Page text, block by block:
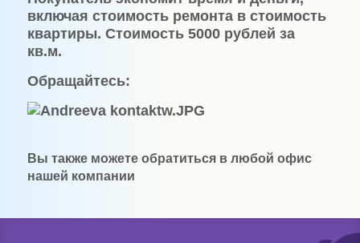
включая стоимость ремонта в стоимость
квартиры. Стоимость 5000 рублей за
кв.м.
Обращайтесь:
Вы также можете обратиться в любой офис
нашей компании